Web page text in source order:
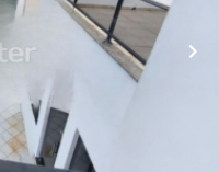
Bom Abrigo